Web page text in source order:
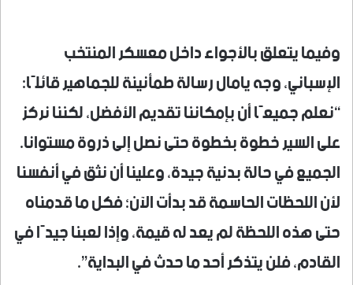
وفيما يتعلق بالأجواء داخل معسكر المنتخب
الإسباني، وجه يامال رسالة طمأنينة للجماهير قائلًا:
“نعلم جميعًا أن بإمكاننا تقديم الأفضل، لكننا نركز
على السير خطوة بخطوة حتى نصل إلى ذروة مستوانا.
الجميع في حالة بدنية جيدة، وعلينا أن نثق في أنفسنا
لأن اللحظات الحاسمة قد بدأت الآن؛ فكل ما قدمناه
حتى هذه اللحظة لم يعد له قيمة، وإذا لعبنا جيدًا في
القادم، فلن يتذكر أحد ما حدث في البداية”.